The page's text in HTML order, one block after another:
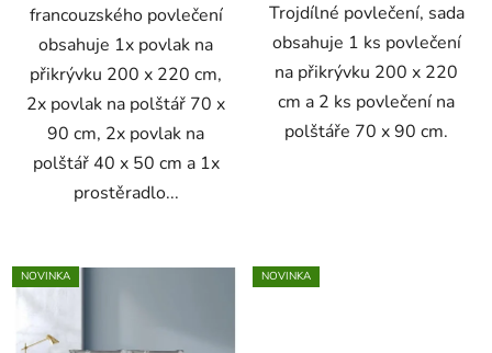
francouzského povlečení
obsahuje 1x povlak na
přikrývku 200 x 220 cm,
2x povlak na polštář 70 x
90 cm, 2x povlak na
polštář 40 x 50 cm a 1x
prostěradlo...
Trojdílné povlečení, sada
obsahuje 1 ks povlečení
na přikrývku 200 x 220
cm a 2 ks povlečení na
polštáře 70 x 90 cm.
NOVINKA NOVINKA